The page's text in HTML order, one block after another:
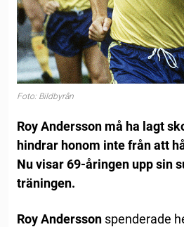
Foto: Bildbyrån
Roy Andersson må ha lagt
hindrar honom inte från att
Nu visar 69-åringen upp sin
träningen.
Roy Andersson spenderade